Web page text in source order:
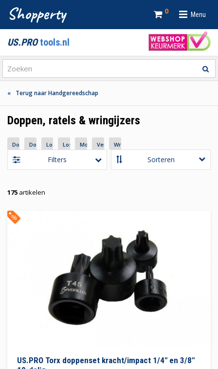
Shopperty 0 Menu
US.PROtools.nl
Terug naar Handgereedschap
175 artikelen
US.PRO Torx doppenset kracht/impact 1/4" en 3/8"
%
Doppen, ratels & wringijzers
Dopsleutelbitten
Dopsleutelsets
Losse doppen en doppensets
Losse ratelsMomentsleutels
Verlengstukken, adapters en accessoires
Wringijzers
Filters